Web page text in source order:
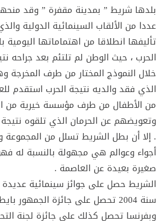
بلدها شريط ” بمدينة مقفرة ” وقد
عددا من الألقاب السينمائية الدولية
تأليفها انطلاقا من اهتماماتها
الحرب ، حيث الوطن لم تلتئم بعد جراحه
خلال النموذج المختار من طرف المخرجة
الذي فقد والديه نتيجة الحرب استقدم
من الأطفال من طرف مؤسسة خيرية من
وتعويضهم عن الحرمان الذي تلقوه
. إلا أن بطل الشريط تسلل من المجموعة
أجواء وعوالم هي مجهولة بالنسبة له
صغيرة بعيدة عن العاصمة .
الشريط حصل على جوائز سينمائية
سنة 2004 تحصل على جائزة الجمهور بايطاليا من مهرجان ميلانو
وبفرنسا تحصل كذلك على جائزة لجنة